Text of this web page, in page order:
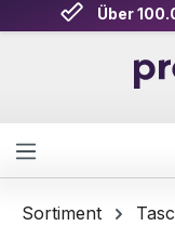
Zum Hauptinhalt
Über
Sortiment